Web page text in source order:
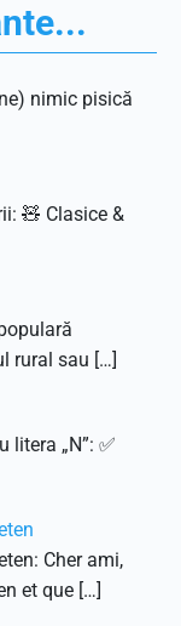
nimic pisică
🧸 Clasice &
rural sau […]
„N”: ✅
Cher ami,
et que […]